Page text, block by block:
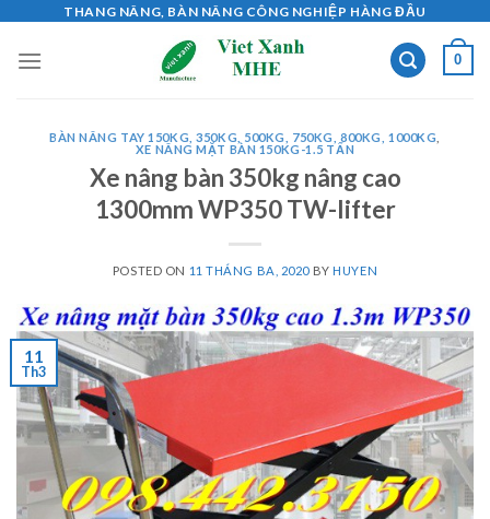
content
THANG NÂNG, BÀN NÂNG CÔNG NGHIỆP HÀNG ĐẦU
0
BÀN NÂNG TAY 150KG, 350KG, 500KG, 750KG, 800KG, 1000KG
XE NÂNG MẶT BÀN 150KG-1.5 TẤN
Xe nâng bàn 350kg nâng cao
1300mm WP350 TW-lifter
POSTED ON 11 THÁNG BA, 2020 BYHUYEN
11
Th3